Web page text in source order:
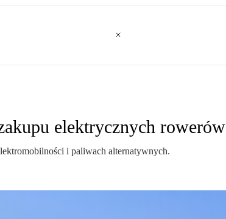
elektrycznych rowerów
i paliwach alternatywnych.